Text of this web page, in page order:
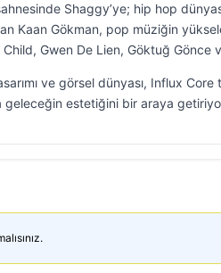
Shaggy’ye; hip hop
Kaan Gökman, pop müziğin
Gwen De Lien, Göktuğ Gönce
ve görsel dünyası, Influx
geleceğin estetiğini bir araya